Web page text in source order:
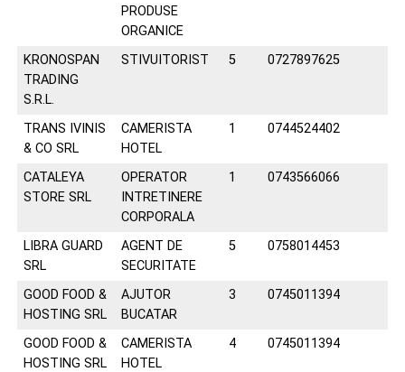
PRODUSE
ORGANICE
KRONOSPAN
TRADING
S.R.L.
STIVUITORIST 5 0727897625
TRANS IVINIS
& CO SRL
CAMERISTA
HOTEL
1 0744524402
CATALEYA
STORE SRL
OPERATOR
INTRETINERE
CORPORALA
1 0743566066
LIBRA GUARD
SRL
AGENT DE
SECURITATE
5 0758014453
GOOD FOOD &
HOSTING SRL
AJUTOR
BUCATAR
3 0745011394
GOOD FOOD &
HOSTING SRL
CAMERISTA
HOTEL
4 0745011394